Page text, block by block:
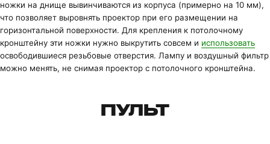
ножки на днище вывинчиваются из корпуса (примерно на 10 мм),
что позволяет выровнять проектор при его размещении на
горизонтальной поверхности. Для крепления к потолочному
кронштейну эти ножки нужно выкрутить совсем и использовать
освободившиеся резьбовые отверстия. Лампу и воздушный фильтр
можно менять, не снимая проектор с потолочного кронштейна.
ПУЛЬТ